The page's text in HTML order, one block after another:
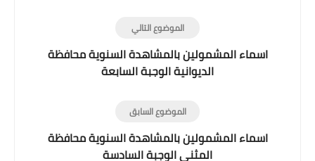
الموضوع التالي
اسماء المشمولين بالمشاهدة السنوية محافظة
الديوانية الوجبة السابعة
الموضوع السابق
اسماء المشمولين بالمشاهدة السنوية محافظة
المثنى الوجبة السادسة